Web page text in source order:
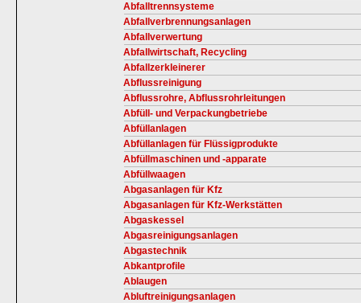
Abfalltrennsysteme
Abfallverbrennungsanlagen
Abfallverwertung
Abfallwirtschaft, Recycling
Abfallzerkleinerer
Abflussreinigung
Abflussrohre, Abflussrohrleitungen
Abfüll- und Verpackungbetriebe
Abfüllanlagen
Abfüllanlagen für Flüssigprodukte
Abfüllmaschinen und -apparate
Abfüllwaagen
Abgasanlagen für Kfz
Abgasanlagen für Kfz-Werkstätten
Abgaskessel
Abgasreinigungsanlagen
Abgastechnik
Abkantprofile
Ablaugen
Abluftreinigungsanlagen